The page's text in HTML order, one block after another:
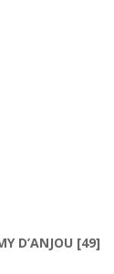
D’ANJOU [49]